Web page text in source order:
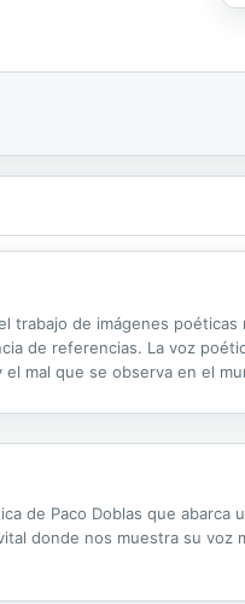
trabajo de imágenes
de referencias. La voz
mal que se observa en el
de Paco Doblas que
donde nos muestra su